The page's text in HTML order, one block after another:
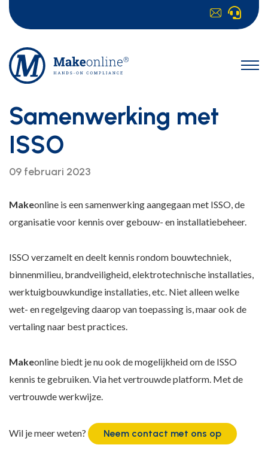
Samenwerking met
ISSO
09 februari 2023
Makeonline is een samenwerking aangegaan met ISSO, de
organisatie voor kennis over gebouw- en installatiebeheer.
ISSO verzamelt en deelt kennis rondom bouwtechniek,
binnenmilieu, brandveiligheid, elektrotechnische installaties,
werktuigbouwkundige installaties, etc. Niet alleen welke
wet- en regelgeving daarop van toepassing is, maar ook de
vertaling naar best practices.
Makeonline biedt je nu ook de mogelijkheid om de ISSO
kennis te gebruiken. Via het vertrouwde platform. Met de
vertrouwde werkwijze.
Wil je meer weten? Neem contact met ons op